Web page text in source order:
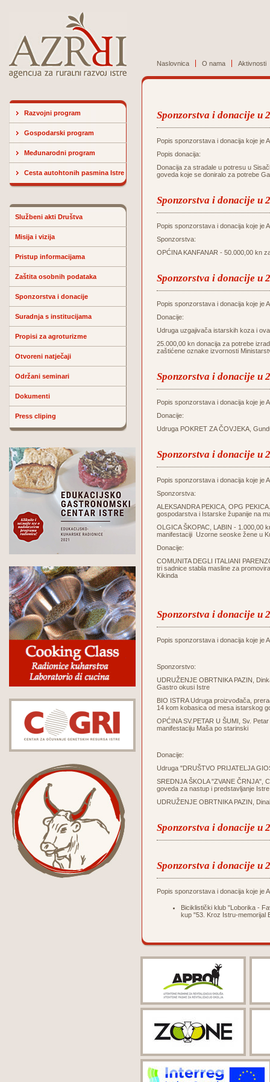
Naslovnica O nama Aktivnosti
Razvojni program
Gospodarski program
Međunarodni program
Cesta autohtonih pasmina Istre
Službeni akti Društva
Misija i vizija
Pristup informacijama
Zaštita osobnih podataka
Sponzorstva i donacije
Suradnja s institucijama
Propisi za agroturizme
Otvoreni natječaji
Održani seminari
Dokumenti
Press cliping
Sponzorstva i donacije u
Popis sponzorstava i donacija koje je
Popis donacija:
Donacija za stradale u potresu u
goveda koje se doniralo za potrebe
Sponzorstva i donacije u
Popis sponzorstava i donacija koje je
Sponzorstva:
OPĆINA KANFANAR - 50.000,00 kn
Sponzorstva i donacije u
Popis sponzorstava i donacija koje je
Donacije:
Udruga uzgajivača istarskih koza i
25.000,00 kn donacija za potrebe
zaštićene oznake izvornosti
Sponzorstva i donacije u
Popis sponzorstava i donacija koje je
Donacije:
Udruga POKRET ZA ČOVJEKA,
Sponzorstva i donacije u
Popis sponzorstava i donacija koje je
Sponzorstva:
ALEKSANDRA PEKICA, OPG
gospodarstva i Istarske županije na
OLGICA ŠKOPAC, LABIN - 1.000,00
manifestaciji Uzorne seoske žene u
Donacije:
COMUNITA DEGLI ITALIANI
tri sadnice stabla masline za
Kikinda
Sponzorstva i donacije u
Popis sponzorstava i donacija koje je
Sponzorstvo:
UDRUŽENJE OBRTNIKA PAZIN,
Gastro okusi Istre
BIO ISTRA Udruga proizvođača,
14 kom kobasica od mesa istarskog
OPĆINA SV.PETAR U ŠUMI, Sv.
manifestaciju Maša po starinski
Donacije:
Udruga "DRUŠTVO PRIJATELJA
SREDNJA ŠKOLA "ZVANE ČRNJA",
goveda za nastup i predstavljanje
UDRUŽENJE OBRTNIKA PAZIN,
Sponzorstva i donacije u
Sponzorstva i donacije u
Popis sponzorstava i donacija koje je
Biciklistički klub "Loborika -
kup "53. Kroz Istru-memorijal